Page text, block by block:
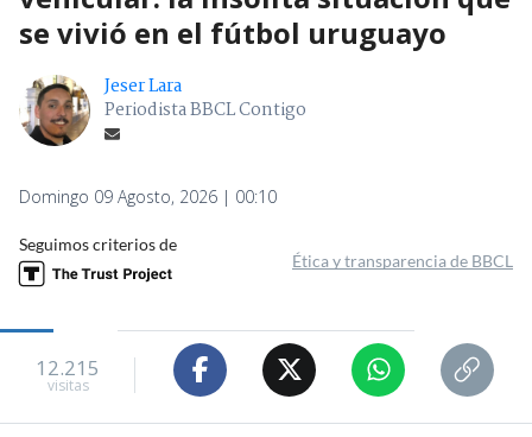
se vivió en el fútbol uruguayo
Jeser Lara
Periodista BBCL Contigo
Domingo 09 Agosto, 2026 | 00:10
Seguimos criterios de
Ética y transparencia de BBCL
12.215
visitas